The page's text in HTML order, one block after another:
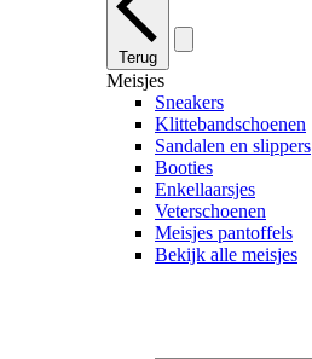
Terug
Meisjes
Sneakers
Klittebandschoenen
Sandalen en slippers
Booties
Enkellaarsjes
Veterschoenen
Meisjes pantoffels
Bekijk alle meisjes